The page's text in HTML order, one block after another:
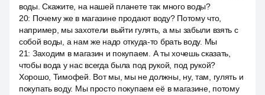
воды. Скажите, на нашей планете так много воды?
20: Почему же в магазине продают воду? Потому что,
например, мы захотели выйти гулять, а мы забыли взять с
собой воды, а нам же надо откуда-то брать воду. Мы
21: Заходим в магазин и покупаем. А ты хочешь сказать,
чтобы вода у нас всегда была под рукой, под рукой?
Хорошо, Тимофей. Вот мы, мы не должны, ну, там, гулять и
покупать воду. Мы просто покупаем её в магазине, потому